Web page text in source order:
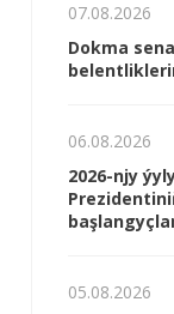
07.08.2026
Dokma
06.08.2026
2026-njy
05.08.2026